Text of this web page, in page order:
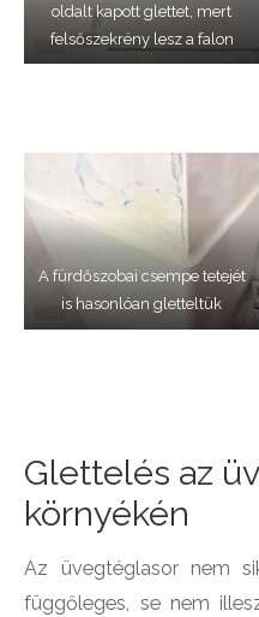
oldalt kapott glettet, mert
felsőszekrény lesz a falon
A fürdőszobai csempe tetejét
is hasonlóan gletteltük
Glettelés az
környékén
Az üvegtéglasor nem
függőleges, se nem